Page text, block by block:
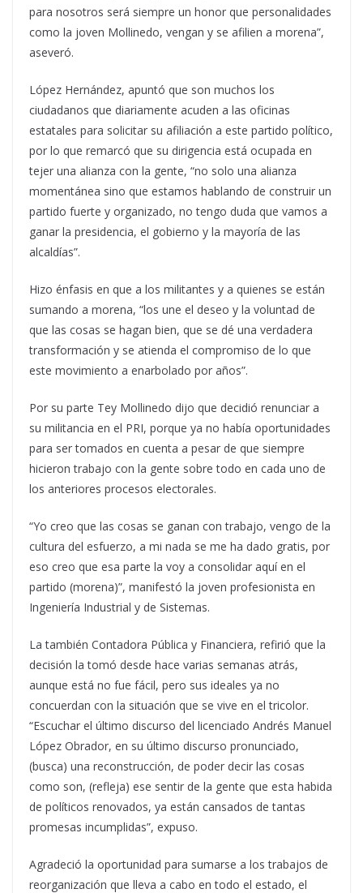
para nosotros será siempre un honor que personalidades
como la joven Mollinedo, vengan y se afilien a morena”,
aseveró.
López Hernández, apuntó que son muchos los
ciudadanos que diariamente acuden a las oficinas
estatales para solicitar su afiliación a este partido político,
por lo que remarcó que su dirigencia está ocupada en
tejer una alianza con la gente, “no solo una alianza
momentánea sino que estamos hablando de construir un
partido fuerte y organizado, no tengo duda que vamos a
ganar la presidencia, el gobierno y la mayoría de las
alcaldías”.
Hizo énfasis en que a los militantes y a quienes se están
sumando a morena, “los une el deseo y la voluntad de
que las cosas se hagan bien, que se dé una verdadera
transformación y se atienda el compromiso de lo que
este movimiento a enarbolado por años”.
Por su parte Tey Mollinedo dijo que decidió renunciar a
su militancia en el PRI, porque ya no había oportunidades
para ser tomados en cuenta a pesar de que siempre
hicieron trabajo con la gente sobre todo en cada uno de
los anteriores procesos electorales.
“Yo creo que las cosas se ganan con trabajo, vengo de la
cultura del esfuerzo, a mi nada se me ha dado gratis, por
eso creo que esa parte la voy a consolidar aquí en el
partido (morena)”, manifestó la joven profesionista en
Ingeniería Industrial y de Sistemas.
La también Contadora Pública y Financiera, refirió que la
decisión la tomó desde hace varias semanas atrás,
aunque está no fue fácil, pero sus ideales ya no
concuerdan con la situación que se vive en el tricolor.
“Escuchar el último discurso del licenciado Andrés Manuel
López Obrador, en su último discurso pronunciado,
(busca) una reconstrucción, de poder decir las cosas
como son, (refleja) ese sentir de la gente que esta habida
de políticos renovados, ya están cansados de tantas
promesas incumplidas”, expuso.
Agradeció la oportunidad para sumarse a los trabajos de
reorganización que lleva a cabo en todo el estado, el